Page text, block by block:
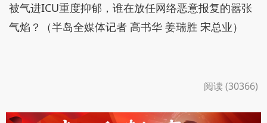
被气进ICU重度抑郁，谁在放任网络恶意报复的嚣张
气焰？（半岛全媒体记者 高书华 姜瑞胜 宋总业）
阅读 (30366)